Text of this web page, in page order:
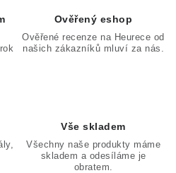
Ověřený eshop
Ověřené recenze na Heurece od
našich zákazníků mluví za nás.
Vše skladem
Všechny naše produkty máme
skladem a odesíláme je
obratem.